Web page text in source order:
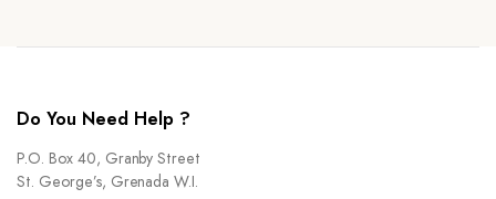
Do You Need Help ?
P.O. Box 40, Granby Street
St. George’s, Grenada W.I.